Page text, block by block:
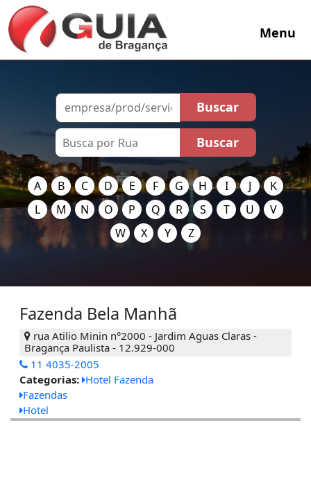
Menu
A B C D E F G H I J
K
L
M N O P Q R S T U
V
W
X Y Z
Fazenda Bela Manhã
rua Atilio Minin n°2000 - Jardim Aguas Claras -
Bragança Paulista - 12.929-000
11 4035-2005
Categorias: Hotel Fazenda
Fazendas
Hotel